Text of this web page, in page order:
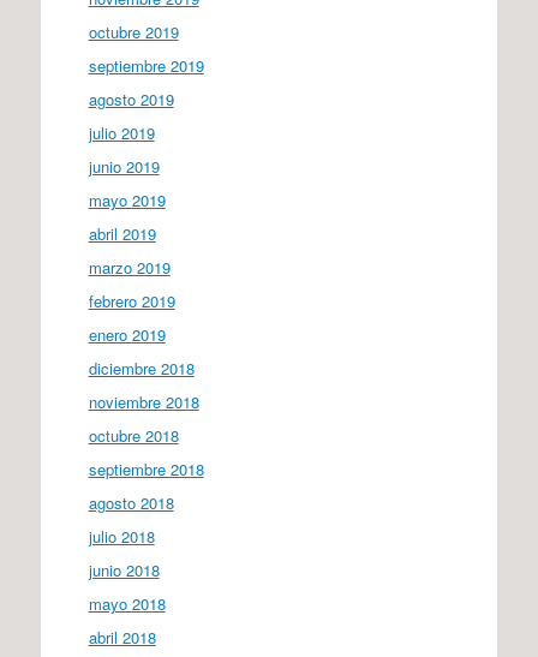
octubre 2019
septiembre 2019
agosto 2019
julio 2019
junio 2019
mayo 2019
abril 2019
marzo 2019
febrero 2019
enero 2019
diciembre 2018
noviembre 2018
octubre 2018
septiembre 2018
agosto 2018
julio 2018
junio 2018
mayo 2018
abril 2018